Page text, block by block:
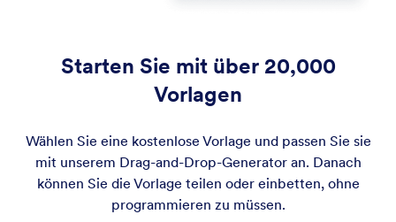
Starten Sie mit über 20,000
Vorlagen
Wählen Sie eine kostenlose Vorlage und passen Sie sie
mit unserem Drag-and-Drop-Generator an. Danach
können Sie die Vorlage teilen oder einbetten, ohne
programmieren zu müssen.